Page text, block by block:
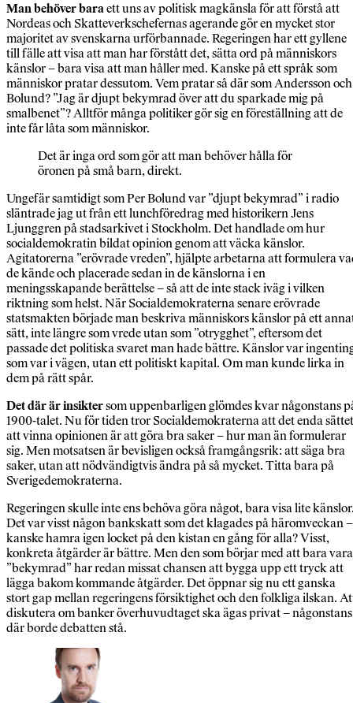
Man behöver baraett uns av politisk magkänsla för att förstå att
Nordeas och Skatteverkschefernas agerande gör en mycket stor
majoritet av svenskarna urförbannade. Regeringen har ett gyllene
till fälle att visa att man har förstått det, sätta ord på människors
känslor – bara visa att man håller med. Kanske på ett språk som
människor pratar dessutom. Vem pratar så där som Andersson och
Bolund? ”Jag är djupt bekymrad över att du sparkade mig på
smalbenet”? Alltför många politiker gör sig en föreställning att de
inte får låta som människor.
Det är inga ord som gör att man behöver hålla för
öronen på små barn, direkt.
Ungefär samtidigt som Per Bolund var ”djupt bekymrad” i radio
släntrade jag ut från ett lunchföredrag med historikern Jens
Ljunggren på stadsarkivet i Stockholm. Det handlade om hur
socialdemokratin bildat opinion genom att väcka känslor.
Agitatorerna ”erövrade vreden”, hjälpte arbetarna att formulera
de kände och placerade sedan in de känslorna i en
meningsskapande berättelse – så att de inte stack iväg i vilken
riktning som helst. När Socialdemokraterna senare erövrade
statsmakten började man beskriva människors känslor på ett
sätt, inte längre som vrede utan som ”otrygghet”, eftersom det
passade det politiska svaret man hade bättre. Känslor var
som var i vägen, utan ett politiskt kapital. Om man kunde lirka in
dem på rätt spår.
Det där är insiktersom uppenbarligen glömdes kvar någonstans
1900-talet. Nu för tiden tror Socialdemokraterna att det enda sättet
att vinna opinionen är att göra bra saker – hur man än formulerar
sig. Men motsatsen är bevisligen också framgångsrik: att säga bra
saker, utan att nödvändigtvis ändra på så mycket. Titta bara på
Sverigedemokraterna.
Regeringen skulle inte ens behöva göra något, bara visa lite
Det var visst någon bankskatt som det klagades på häromveckan –
kanske hamra igen locket på den kistan en gång för alla? Visst,
konkreta åtgärder är bättre. Men den som börjar med att bara vara
”bekymrad” har redan missat chansen att bygga upp ett tryck att
lägga bakom kommande åtgärder. Det öppnar sig nu ett ganska
stort gap mellan regeringens försiktighet och den folkliga ilskan.
diskutera om banker överhuvudtaget ska ägas privat – någonstans
där borde debatten stå.